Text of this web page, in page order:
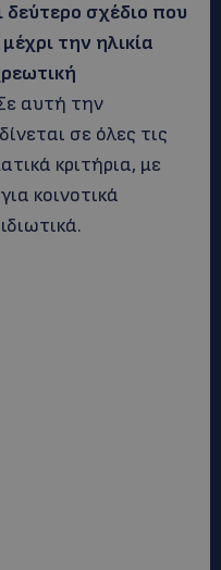
δεύτερο σχέδιο που
την ηλικία
αυτή την
σε όλες τις
κριτήρια, με
κοινοτικά